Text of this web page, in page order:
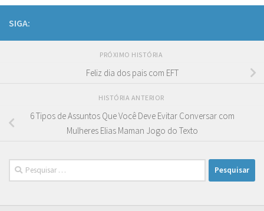
SIGA:
PRÓXIMO HISTÓRIA
Feliz dia dos pais com EFT
HISTÓRIA ANTERIOR
6 Tipos de Assuntos Que Você Deve Evitar Conversar com
Mulheres Elias Maman Jogo do Texto
Pesquisar
por: